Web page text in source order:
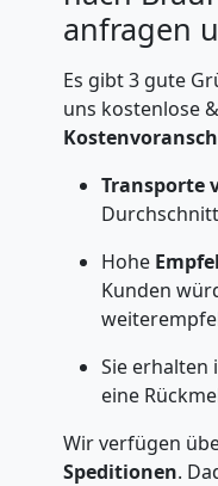
anfragen
Es gibt 3 gute
uns kostenlose
Transporte
Hohe
Kunden
Sie
eine
Wir verfügen
Speditionen.